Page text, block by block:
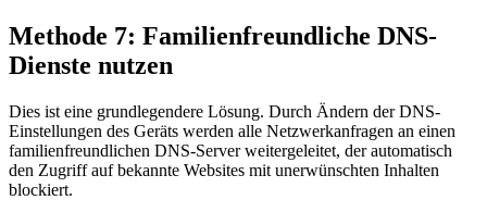
Methode 7: Familienfreundliche DNS-
Dienste nutzen
Dies ist eine grundlegendere Lösung. Durch Ändern der DNS-
Einstellungen des Geräts werden alle Netzwerkanfragen an einen
familienfreundlichen DNS-Server weitergeleitet, der automatisch
den Zugriff auf bekannte Websites mit unerwünschten Inhalten
blockiert.